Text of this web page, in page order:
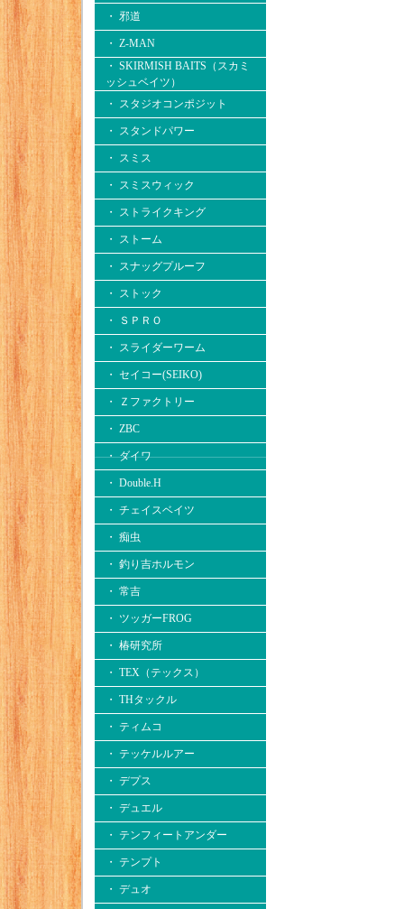
・ 邪道
・ Z-MAN
・ SKIRMISH BAITS（スカミ
ッシュベイツ）
・ スタジオコンポジット
・ スタンドパワー
・ スミス
・ スミスウィック
・ ストライクキング
・ ストーム
・ スナッグプルーフ
・ ストック
・ ＳＰＲＯ
・ スライダーワーム
・ セイコー(SEIKO)
・ Ｚファクトリー
・ ZBC
・ ダイワ
・ Double.H
・ チェイスベイツ
・ 痴虫
・ 釣り吉ホルモン
・ 常吉
・ ツッガーFROG
・ 椿研究所
・ TEX（テックス）
・ THタックル
・ ティムコ
・ テッケルルアー
・ デプス
・ デュエル
・ テンフィートアンダー
・ テンプト
・ デュオ